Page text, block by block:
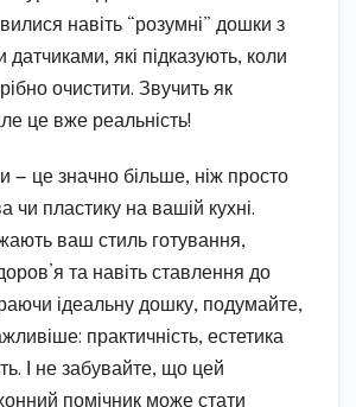
навіть “розумні” дошки з
датчиками, які підказують, коли
очистити. Звучить як
це вже реальність!
— це значно більше, ніж просто
чи пластику на вашій кухні.
ваш стиль готування,
та навіть ставлення до
ідеальну дошку, подумайте,
практичність, естетика
І не забувайте, що цей
помічник може стати